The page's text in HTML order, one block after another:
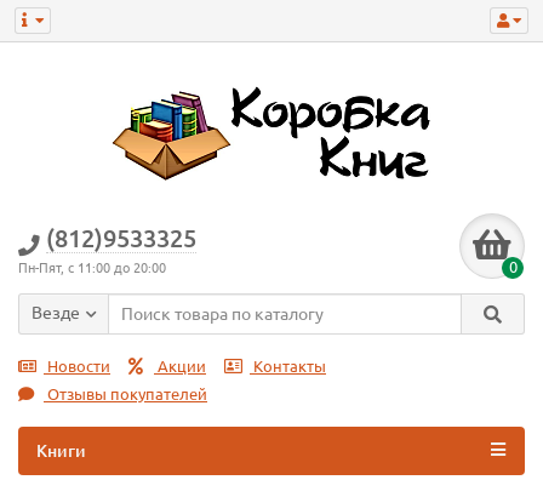
(812)9533325
Пн-Пят, с 11:00 до 20:00 0
Везде
Новости Акции
Контакты
Отзывы покупателей
Книги